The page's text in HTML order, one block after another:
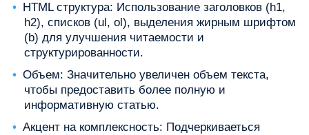
HTML структура: Использование заголовков (h1,
h2), списков (ul, ol), выделения жирным шрифтом
(b) для улучшения читаемости и
структурированности.
Объем: Значительно увеличен объем текста,
чтобы предоставить более полную и
информативную статью.
Акцент на комплексность: Подчеркиваеться